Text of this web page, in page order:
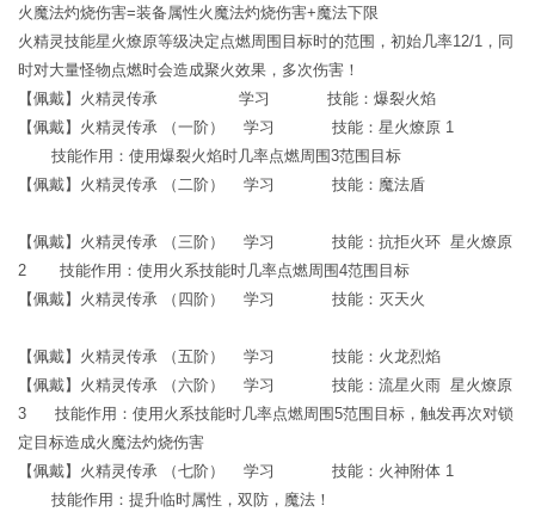
火魔法灼烧伤害=装备属性火魔法灼烧伤害+魔法下限
火精灵技能星火燎原等级决定点燃周围目标时的范围，初始几率12/1，同
时对大量怪物点燃时会造成聚火效果，多次伤害！
【佩戴】火精灵传承 学习 技能：爆裂火焰
【佩戴】火精灵传承 （一阶） 学习 技能：星火燎原 1
技能作用：使用爆裂火焰时几率点燃周围3范围目标
【佩戴】火精灵传承 （二阶） 学习 技能：魔法盾
【佩戴】火精灵传承 （三阶） 学习 技能：抗拒火环 星火燎原
2 技能作用：使用火系技能时几率点燃周围4范围目标
【佩戴】火精灵传承 （四阶） 学习 技能：灭天火
【佩戴】火精灵传承 （五阶） 学习 技能：火龙烈焰
【佩戴】火精灵传承 （六阶） 学习 技能：流星火雨 星火燎原
3 技能作用：使用火系技能时几率点燃周围5范围目标，触发再次对锁
定目标造成火魔法灼烧伤害
【佩戴】火精灵传承 （七阶） 学习 技能：火神附体 1
技能作用：提升临时属性，双防，魔法！